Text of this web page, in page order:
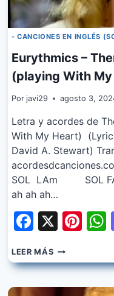
- CANCIONES EN INGLÉS
Eurythmics –
(playing With
Por javi29 agosto 3,
Letra y acordes de
With My Heart)
David A. Stewart)
SOL LAm SOL FA
ah ah ah…
X
LEER MÁSEURYTHMICS
–
THERE